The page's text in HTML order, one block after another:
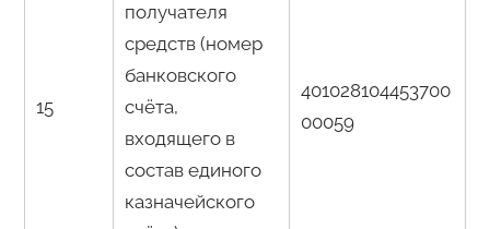
15
получателя
средств (номер
банковского
счёта,
входящего в
состав единого
казначейского
401028104453700
00059